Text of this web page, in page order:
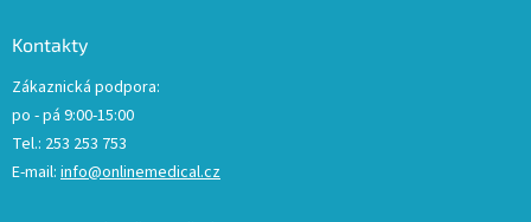
Kontakty
Zákaznická podpora:
po - pá 9:00-15:00
Tel.: 253 253 753
E-mail: info@onlinemedical.cz